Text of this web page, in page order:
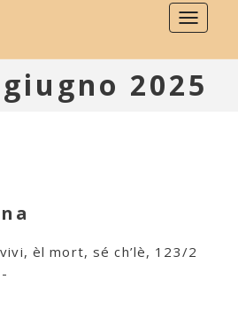
Toggle
2025
èl mort, sé ch’lè, 123/2